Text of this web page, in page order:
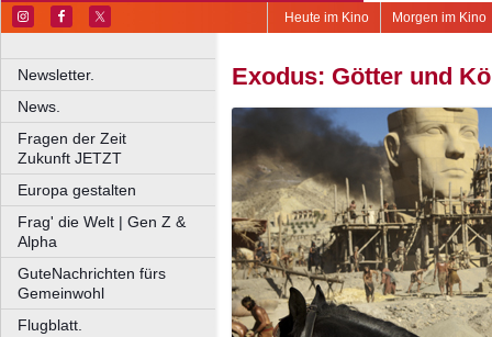
Morgen im Kino
Heute im Kino
Newsletter.
News.
Fragen der Zeit
Zukunft JETZT
Europa gestalten
Frag' die Welt | Gen Z &
Alpha
GuteNachrichten fürs
Gemeinwohl
Flugblatt.
Exodus: Götter und